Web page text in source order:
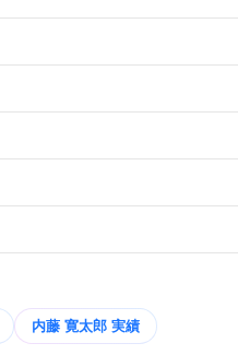
内藤 寛太郎 実績